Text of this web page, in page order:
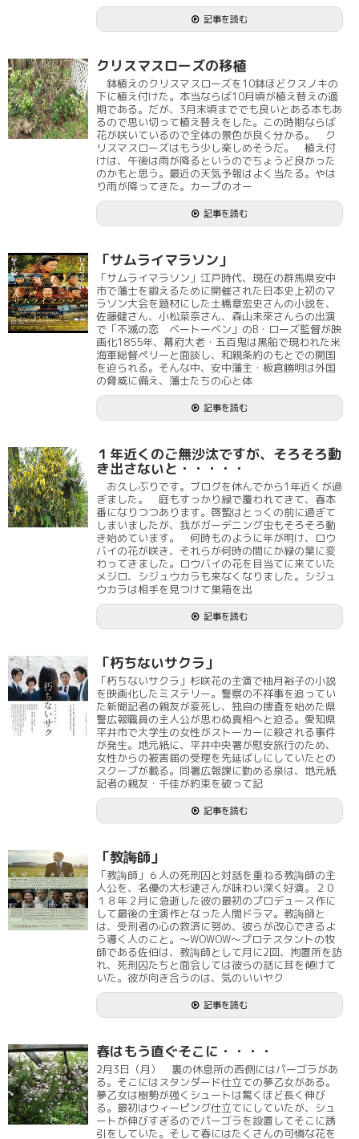
記事を読む
クリスマスローズの移植
鉢植えのクリスマスローズを10鉢ほどクスノキの
下に植え付けた。本当ならば10月頃が植え替えの適
期である。だが、3月末頃まででも良いとある本もあ
るので思い切って植え替えをした。この時期ならば
花が咲いているので全体の景色が良く分かる。 ク
リスマスローズはもう少し楽しめそうだ。 植え付
けは、午後は雨が降るというのでちょうど良かった
のかもと思う。最近の天気予報はよく当たる。やは
り雨が降ってきた。カープのオー
記事を読む
「サムライマラソン」
「サムライマラソン」江戸時代、現在の群馬県安中
市で藩士を鍛えるために開催された日本史上初のマ
ラソン大会を題材にした土橋章宏史さんの小説を、
佐藤健さん、小松菜奈さん、森山未來さんらの出演
で「不滅の恋 ベートーベン」のB・ローズ監督が映
画化1855年、幕府大老・五百鬼は黒船で現われた米
海軍総督ペリーと面談し、和親条約のもとでの開国
を迫られる。そんな中、安中藩主・板倉勝明は外国
の脅威に備え、藩士たちの心と体
記事を読む
１年近くのご無沙汰ですが、そろそろ動
き出さないと・・・・・
お久しぶりです。ブログを休んでから1年近くが過
ぎました。 庭もすっかり緑で覆われてきて、春本
番になりつつあります。啓蟄はとっくの前に過ぎて
しまいましたが、我がガーデニング虫もそろそろ動
き始めています。 何時ものように年が明け、ロウ
バイの花が咲き、それらが何時の間にか緑の葉に変
わってきました。ロウバイの花を目当てに来ていた
メジロ、シジュウカラも来なくなりました。シジュ
ウカラは相手を見つけて巣箱を出
記事を読む
「朽ちないサクラ」
「朽ちないサクラ」杉咲花の主演で柚月裕子の小説
を映画化したミステリー。警察の不祥事を追ってい
た新聞記者の親友が変死し、独自の捜査を始めた県
警広報職員の主人公が思わぬ真相へと迫る。愛知県
平井市で大学生の女性がストーカーに殺される事件
が発生。地元紙に、平井中央署が慰安旅行のため、
女性からの被害届の受理を先延ばしにしていたとの
スクープが載る。同署広報課に勤める泉は、地元紙
記者の親友・千佳が約束を破って記
記事を読む
「教誨師」
「教誨師」６人の死刑囚と対話を重ねる教誨師の主
人公を、名優の大杉漣さんが味わい深く好演。２０
１８年２月に急逝した彼の最初のプロデュース作に
して最後の主演作となった人間ドラマ。教誨師と
は、受刑者の心の救済に努め、彼らが改心できるよ
う導く人のこと。～WOWOW～プロテスタントの牧
師である佐伯は、教誨師として月に2回、拘置所を訪
れ、死刑囚たちと面会しては彼らの話に耳を傾けて
いた。彼が向き合うのは、気のいいヤク
記事を読む
春はもう直ぐそこに・・・・
2月3日（月） 裏の休息所の西側にはパーゴラがあ
る。そこにはスタンダード仕立ての夢乙女がある。
夢乙女は樹勢が強くシュートは驚くほど長く伸び
る。最初はウィーピング仕立てにしていたが、シュ
ートが伸びすぎるのでパーゴラを設置してそこに誘
引をしていた。そして春にはたくさんの可憐な花を